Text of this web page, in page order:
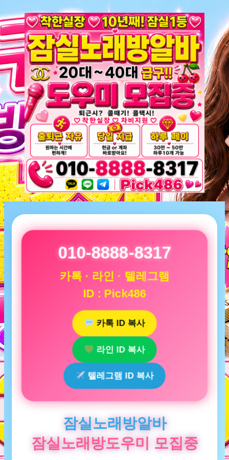
010-8888-8317
카톡 · 라인 · 텔레그램
ID : Pick486
카톡 ID 복사
라인 ID 복사
텔레그램 ID 복사
잠실노래방알바
잠실노래방도우미 모집중